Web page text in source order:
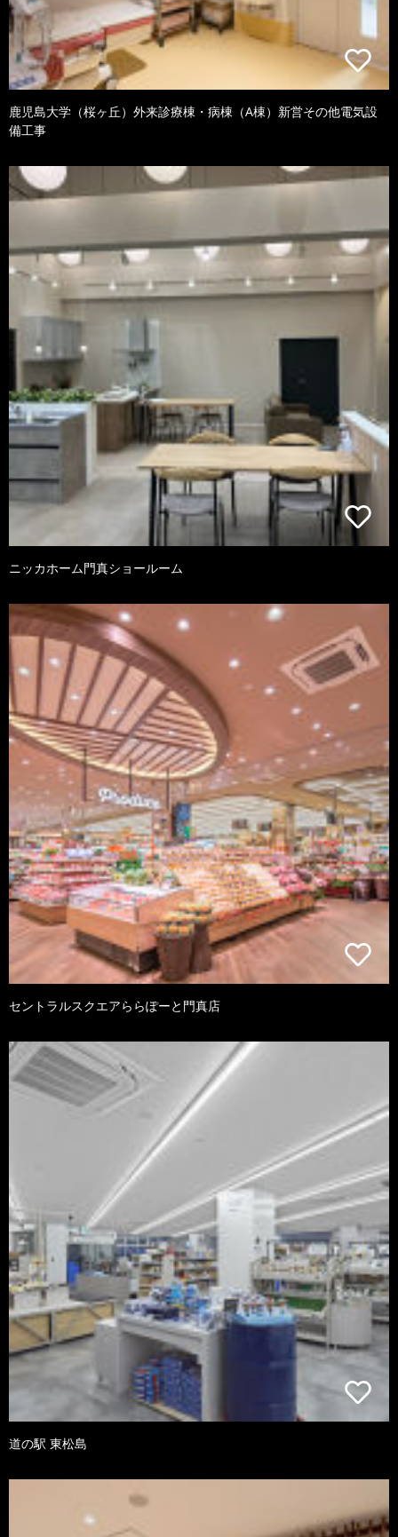
鹿児島大学（桜ヶ丘）外来診療棟・病棟（A棟）新営その他電気設
備工事
ニッカホーム門真ショールーム
セントラルスクエアららぽーと門真店
道の駅 東松島